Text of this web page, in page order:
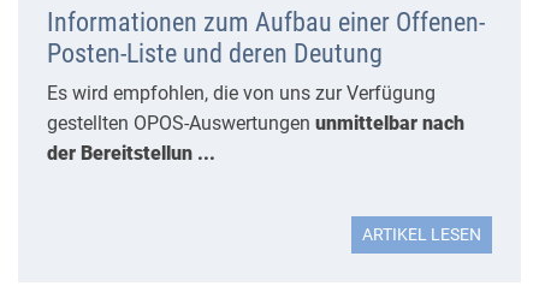
Informationen zum Aufbau einer Offenen-
Posten-Liste und deren Deutung
Es wird empfohlen, die von uns zur Verfügung
gestellten OPOS-Auswertungen unmittelbar nach
der Bereitstellun ...
ARTIKEL LESEN